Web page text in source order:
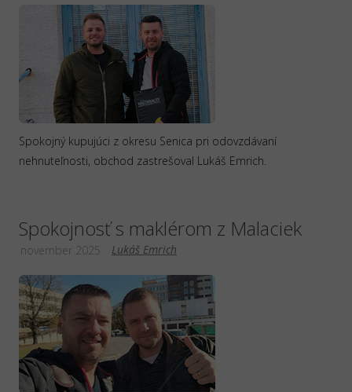
Spokojný kupujúci z okresu Senica pri odovzdávaní
nehnuteľnosti, obchod zastrešoval Lukáš Emrich.
Spokojnosť s maklérom z Malaciek
Lukáš Emrich
november 2025